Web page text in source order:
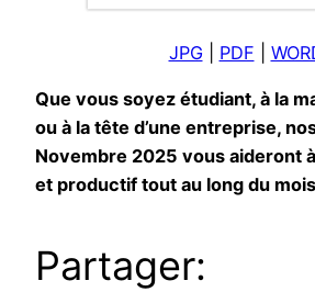
JPG PDF
Que vous soyez étudiant, à la
ou à la tête d’une entreprise,
Novembre 2025 vous aideront
et productif tout au long du
Partager: